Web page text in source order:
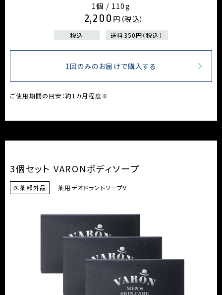
1個 / 110g
2,200 円（税込）
税込 送料350円（税込）
1回のみのお届けで購入する
ご使用期間の目安：約1カ月程度※
3個セット VARONボディソープ
医薬部外品 薬用デオドラントソープV